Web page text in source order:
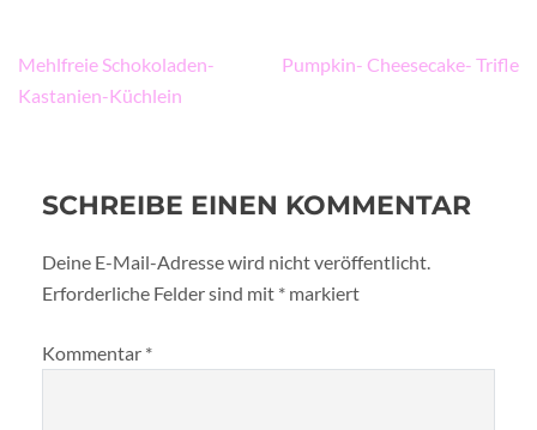
Beitragsnavigation
Mehlfreie Schokoladen-
Kastanien-Küchlein
Pumpkin- Cheesecake- Trifle
SCHREIBE EINEN KOMMENTAR
Deine E-Mail-Adresse wird nicht veröffentlicht.
Erforderliche Felder sind mit * markiert
Kommentar *